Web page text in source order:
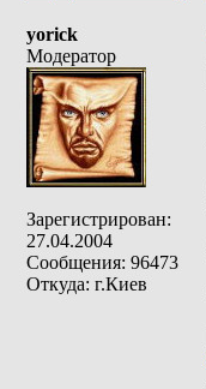
yorick
Модератор
Зарегистрирован:
27.04.2004
Сообщения: 96473
Откуда: г.Киев